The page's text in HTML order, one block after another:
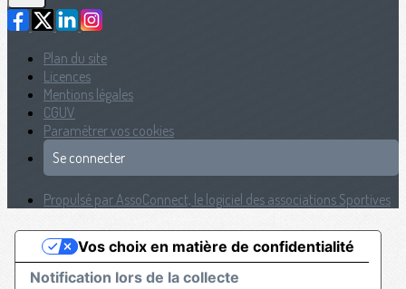
Plan du site
Licences
Mentions légales
CGUV
Paramétrer vos cookies
Se connecter
Propulsé par AssoConnect, le logiciel des associations Sportives
Notification lors de la collecte
Vos choix en matière de confidentialité